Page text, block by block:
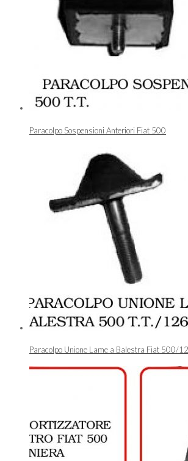
Paracolpo Sospensioni Anteriori Fiat 500
Paracolpo Unione Lame a Balestra Fiat 500/